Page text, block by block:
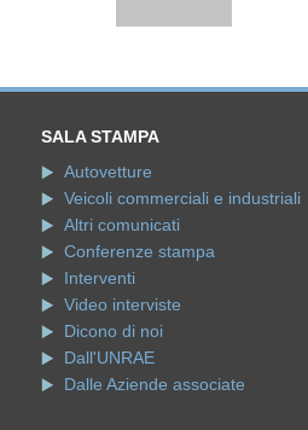
SALA STAMPA
Autovetture
Veicoli commerciali e industriali
Altri comunicati
Conferenze stampa
Interventi
Video interviste
Dicono di noi
Dall'UNRAE
Dalle Aziende associate